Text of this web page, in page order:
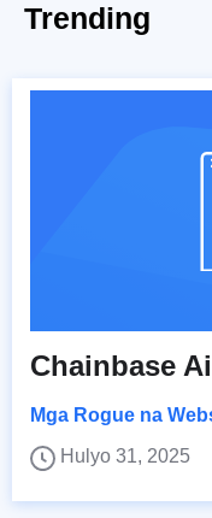
Trending
Chainbase
Mga Rogue na
Hulyo 31, 2025